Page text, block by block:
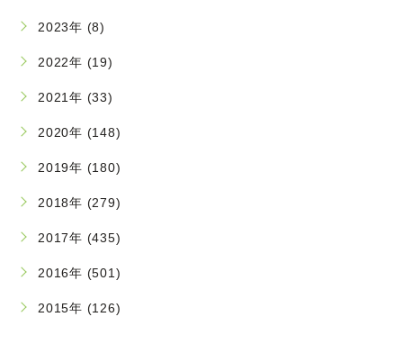
2023年 (8)
2022年 (19)
2021年 (33)
2020年 (148)
2019年 (180)
2018年 (279)
2017年 (435)
2016年 (501)
2015年 (126)